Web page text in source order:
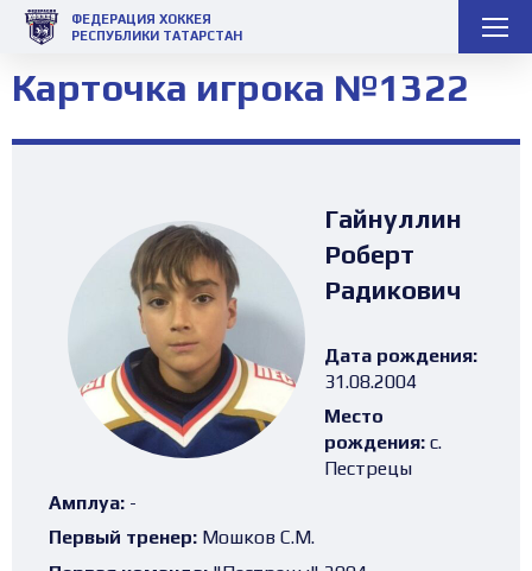
ФЕДЕРАЦИЯ ХОККЕЯ
РЕСПУБЛИКИ ТАТАРСТАН
Карточка игрока №1322
Гайнуллин
Роберт
Радикович
Дата рождения:
31.08.2004
Место
рождения: с.
Пестрецы
Амплуа: -
Первый тренер: Мошков С.М.